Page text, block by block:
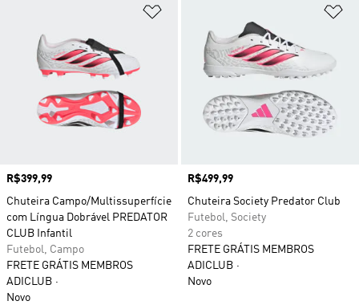
Preço
R$399,99
Chuteira Campo/Multissuperfície
com Língua Dobrável PREDATOR
CLUB Infantil
Futebol, Campo
FRETE GRÁTIS MEMBROS
ADICLUB
Novo
Preço
R$499,99
Chuteira Society Predator Club
Futebol, Society
2 cores
FRETE GRÁTIS MEMBROS
ADICLUB
Novo